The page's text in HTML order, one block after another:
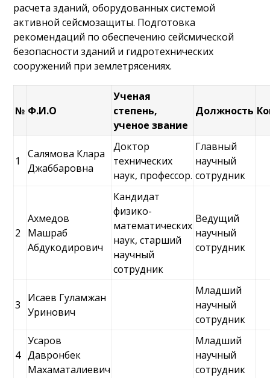
расчета зданий, оборудованных системой
активной сейсмозащиты. Подготовка
рекомендаций по обеспечению сейсмической
безопасности зданий и гидротехнических
сооружений при землетрясениях.
№ Ф.И.О
Ученая
степень,
ученое звание
Должность
1
Салямова Клара
Джаббаровна
Доктор
технических
наук, профессор.
Главный
научный
сотрудник
2
Ахмедов
Машраб
Абдукодирович
Кандидат
физико-
математических
наук, старший
научный
сотрудник
Ведущий
научный
сотрудник
3
Исаев Гуламжан
Уринович
Младший
научный
сотрудник
4
Усаров
Давронбек
Махаматалиевич
Младший
научный
сотрудник